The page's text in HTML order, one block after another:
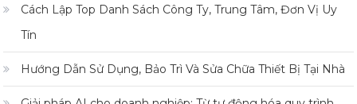
Cách Lập Top Danh Sách Công Ty, Trung Tâm, Đơn Vị Uy
Tín
Hướng Dẫn Sử Dụng, Bảo Trì Và Sửa Chữa Thiết Bị Tại Nhà